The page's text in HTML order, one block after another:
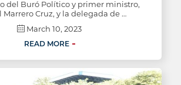
del Buró Político y primer ministro,
Marrero Cruz, y la delegada de …
March 10, 2023
READ MORE